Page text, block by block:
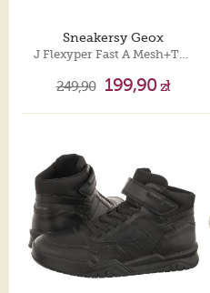
Sneakersy Geox
J Flexyper Fast A Mesh+Trans Lt Blue/Orange J55N5A 0149J C0573
249,90 199,90zł